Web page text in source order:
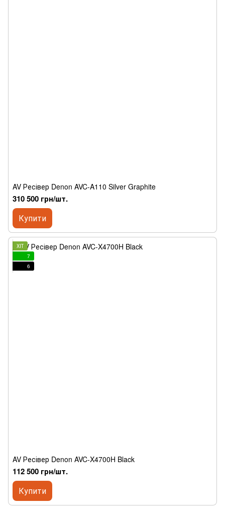
AV Ресівер Denon AVC-A110 Silver Graphite
310 500 грн/шт.
Купити
ХІТ
7
6
AV Ресівер Denon AVC-X4700H Black
112 500 грн/шт.
Купити